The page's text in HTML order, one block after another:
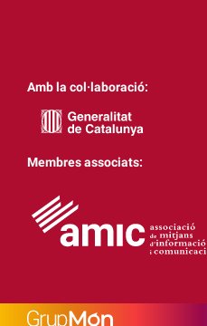
Amb la col·laboració:
Membres associats: